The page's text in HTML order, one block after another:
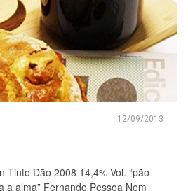
12/09/2013
Tinto Dão 2008 14,4% Vol. “pão
a alma” Fernando Pessoa Nem